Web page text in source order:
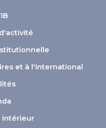
et à l'international
intérieur